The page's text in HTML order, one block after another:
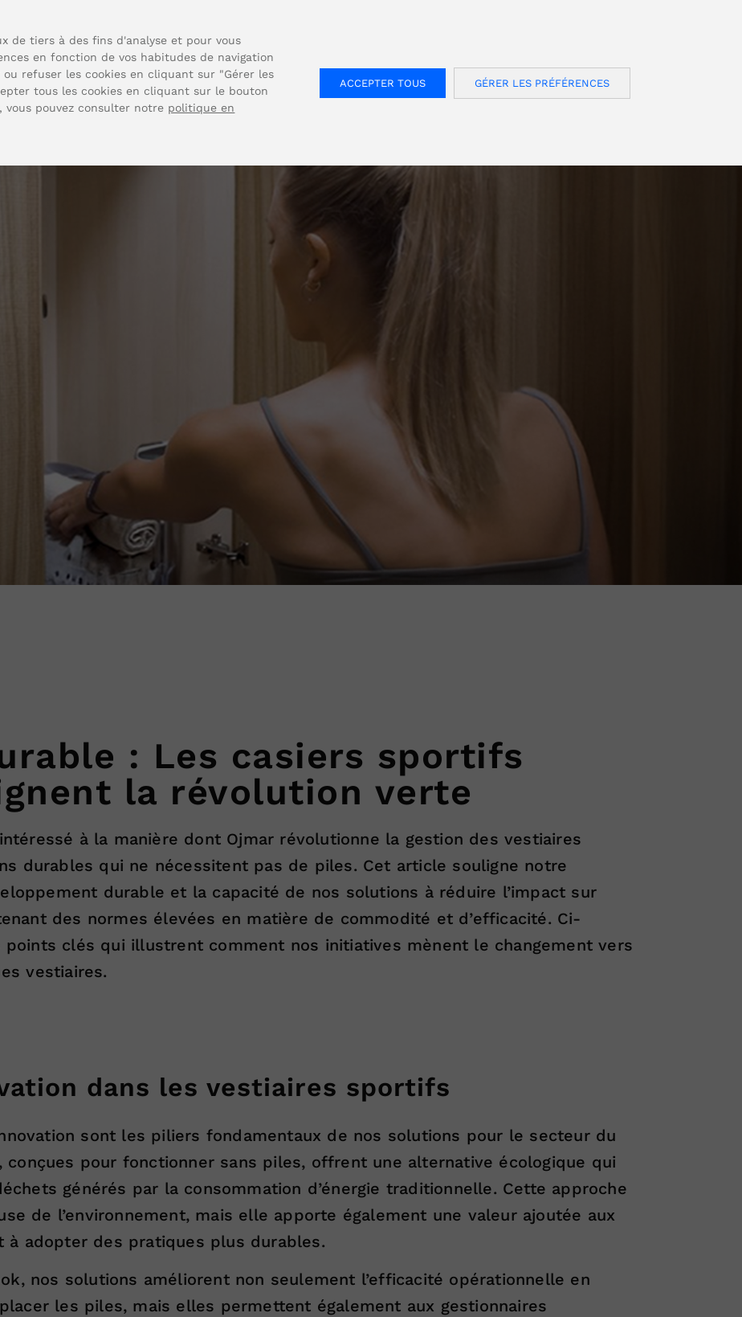
COMPANY SOLUTIONS PRODUITS CONTACT Français Espace clients
: Les casiers sportifs
la révolution verte
intéressé à la manière dont Ojmar révolutionne la gestion des vestiaires
durables qui ne nécessitent pas de piles. Cet article souligne notre
durable et la capacité de nos solutions à réduire l’impact sur
des normes élevées en matière de commodité et d’efficacité. Ci-
points clés qui illustrent comment nos initiatives mènent le changement vers
vestiaires.
dans les vestiaires sportifs
sont les piliers fondamentaux de nos solutions pour le secteur du
conçues pour fonctionner sans piles, offrent une alternative écologique qui
générés par la consommation d’énergie traditionnelle. Cette approche
de l’environnement, mais elle apporte également une valeur ajoutée aux
adopter des pratiques plus durables.
nos solutions améliorent non seulement l’efficacité opérationnelle en
les piles, mais elles permettent également aux gestionnaires
de tiers à des fins d'analyse et pour vous
en fonction de vos habitudes de navigation
refuser les cookies en cliquant sur "Gérer les
tous les cookies en cliquant sur le bouton
pouvez consulter notre politique en
ACCEPTER TOUS GÉRER LES PRÉFÉRENCES